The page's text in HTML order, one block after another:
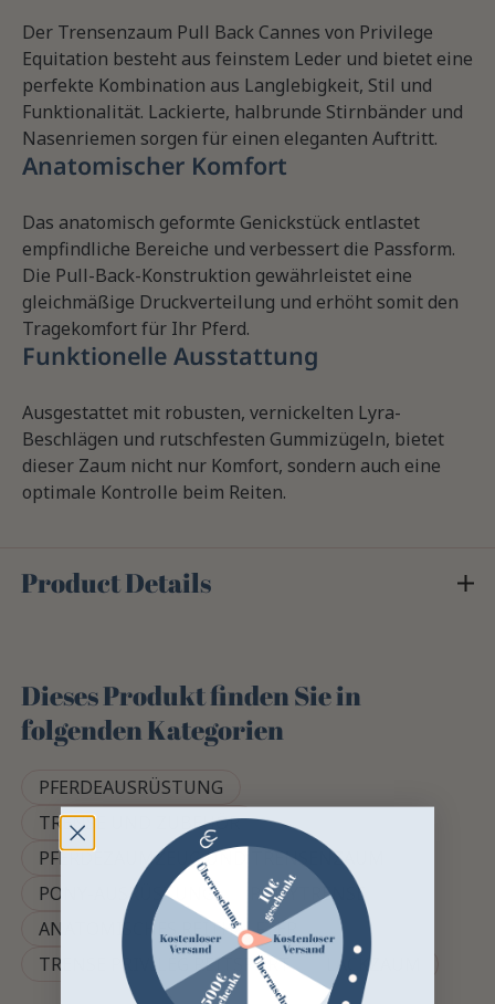
Der Trensenzaum Pull Back Cannes von Privilege
Equitation besteht aus feinstem Leder und bietet eine
perfekte Kombination aus Langlebigkeit, Stil und
Funktionalität. Lackierte, halbrunde Stirnbänder und
Nasenriemen sorgen für einen eleganten Auftritt.
Anatomischer Komfort
Das anatomisch geformte Genickstück entlastet
empfindliche Bereiche und verbessert die Passform.
Die Pull-Back-Konstruktion gewährleistet eine
gleichmäßige Druckverteilung und erhöht somit den
Tragekomfort für Ihr Pferd.
Funktionelle Ausstattung
Ausgestattet mit robusten, vernickelten Lyra-
Beschlägen und rutschfesten Gummizügeln, bietet
dieser Zaum nicht nur Komfort, sondern auch eine
optimale Kontrolle beim Reiten.
Product Details
Dieses Produkt finden Sie in
folgenden Kategorien
PFERDEAUSRÜSTUNG
TRENSE UND ZUBEHÖR
PFERDEZAUMZEUG UND TRENSENZAUM
PONY-AUSRÜSTUNG
PONYTRENSE
ANATOMISCHES REITHALFTER
TRENSE PRIVILEG REITSPORT
LACKZAUM